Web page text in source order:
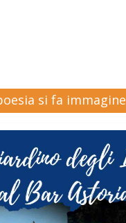
si fa immagine